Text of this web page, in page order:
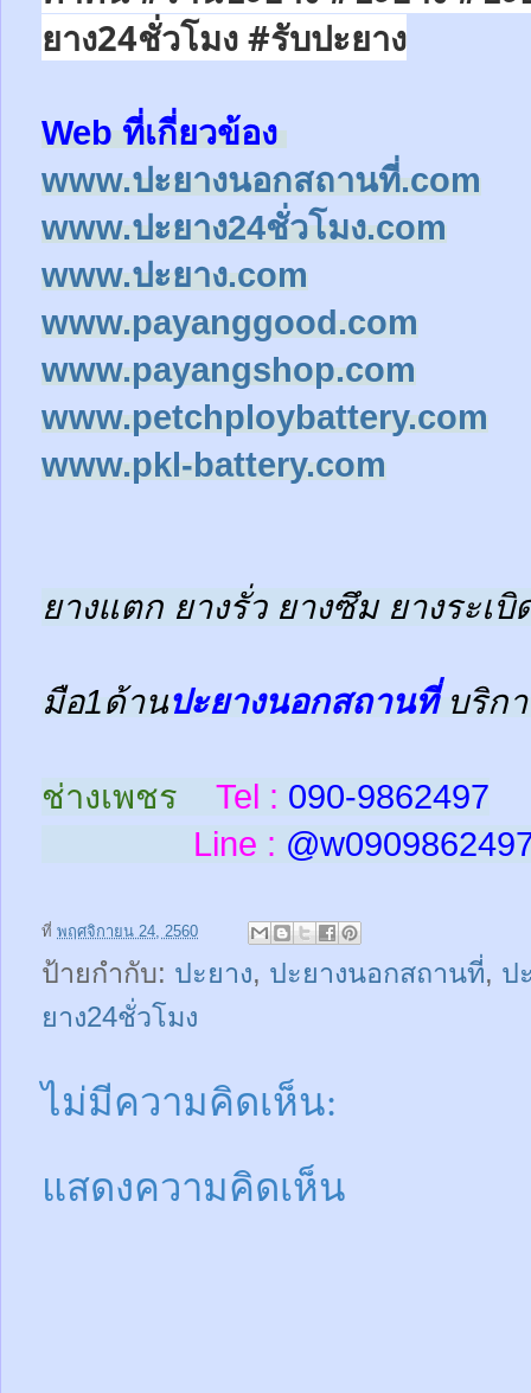
ยาง24ชั่วโมง #รับปะยาง
Web ที่เกี่ยวข้อง
www.ปะยางนอกสถานที่.com
www.ปะยาง24ชั่วโมง.com
www.ปะยาง.com
www.payanggood.com
www.payangshop.com
www.petchploybattery.com
www.pkl-battery.com
ยางแตก ยางรั่ว ยางซึม ยางระเบิ
มือ1ด้านปะยางนอกสถานที่ บริก
ช่างเพชร Tel : 090-9862497
Line : @w
ที่ พฤศจิกายน 24, 2560
ป้ายกำกับ: ปะยาง, ปะยางนอกสถานที่, ป
ยาง24ชั่วโมง
ไม่มีความคิดเห็น:
แสดงความคิดเห็น